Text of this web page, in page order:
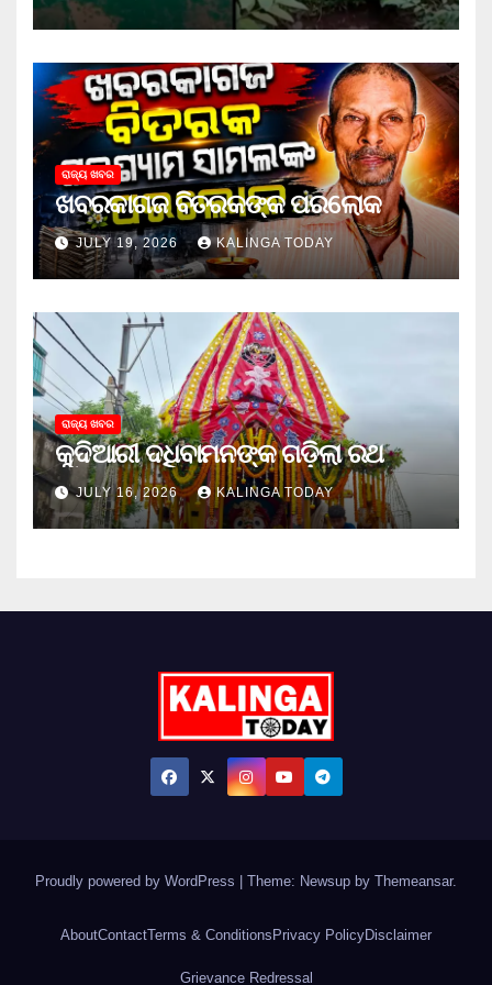
ରାଜ୍ୟ ଖବର
ଖବରକାଗଜ ବିତରକଙ୍କ ପରଲୋକ
JULY 19, 2026 KALINGA TODAY
ରାଜ୍ୟ ଖବର
କୁଦିଆରୀ ଦଧିବାମନଙ୍କ ଗଡ଼ିଲା ରଥ
JULY 16, 2026 KALINGA TODAY
Proudly powered by WordPress Theme: Newsup by Themeansar.
AboutContactTerms & Conditions Privacy PolicyDisclaimer
Grievance Redressal